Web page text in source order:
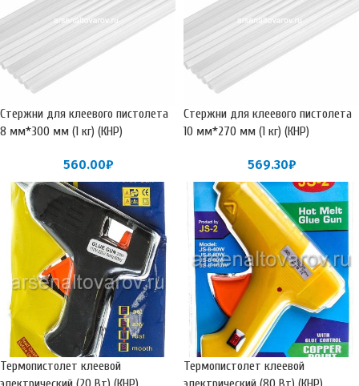
Стержни для клеевого пистолета
8 мм*300 мм (1 кг) (КНР)
560.00₽
Стержни для клеевого пистолета
10 мм*270 мм (1 кг) (КНР)
569.30₽
Термопистолет клеевой
Термопистолет клеевой